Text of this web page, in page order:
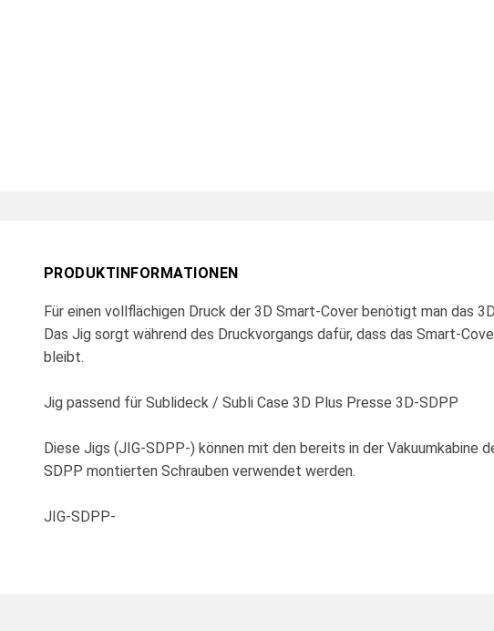
PRODUKTINFORMATIONEN
Für einen vollflächigen Druck der 3D Smart-Cover benötigt man das
Das Jig sorgt während des Druckvorgangs dafür, dass das Smart-
bleibt.
Jig passend für Sublideck / Subli Case 3D Plus Presse 3D-SDPP
Diese Jigs (JIG-SDPP-) können mit den bereits in der Vakuumkabine
SDPP montierten Schrauben verwendet werden.
JIG-SDPP-